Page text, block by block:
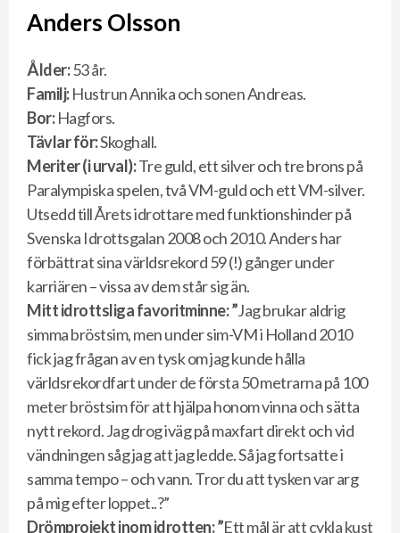
Anders Olsson
Ålder:53 år.
Familj:Hustrun Annika och sonen Andreas.
Bor:Hagfors.
Tävlar för:Skoghall.
Meriter (i urval):Tre guld, ett silver och tre brons på
Paralympiska spelen, två VM-guld och ett VM-silver.
Utsedd till Årets idrottare med funktionshinder på
Svenska Idrottsgalan 2008 och 2010. Anders har
förbättrat sina världsrekord 59 (!) gånger under
karriären – vissa av dem står sig än.
Mitt idrottsliga favoritminne: ”Jag brukar aldrig
simma bröstsim, men under sim-VM i Holland 2010
fick jag frågan av en tysk om jag kunde hålla
världsrekordfart under de första 50 metrarna på 100
meter bröstsim för att hjälpa honom vinna och sätta
nytt rekord. Jag drog iväg på maxfart direkt och vid
vändningen såg jag att jag ledde. Så jag fortsatte i
samma tempo – och vann. Tror du att tysken var arg
på mig efter loppet..?”
Drömprojekt inom idrotten: ”Ett mål är att cykla kust